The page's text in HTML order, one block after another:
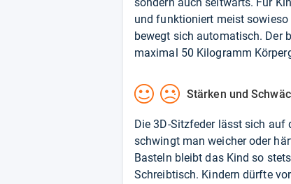
und funktioniert meist
bewegt sich automatisch. Der
maximal 50 Kilogramm
Stärken und
Die 3D-Sitzfeder lässt sich auf
schwingt man weicher oder
Basteln bleibt das Kind so
Schreibtisch. Kindern dürfte